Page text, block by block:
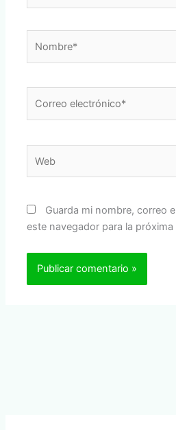
electrónico*
Guarda mi nombre, correo
este navegador para la